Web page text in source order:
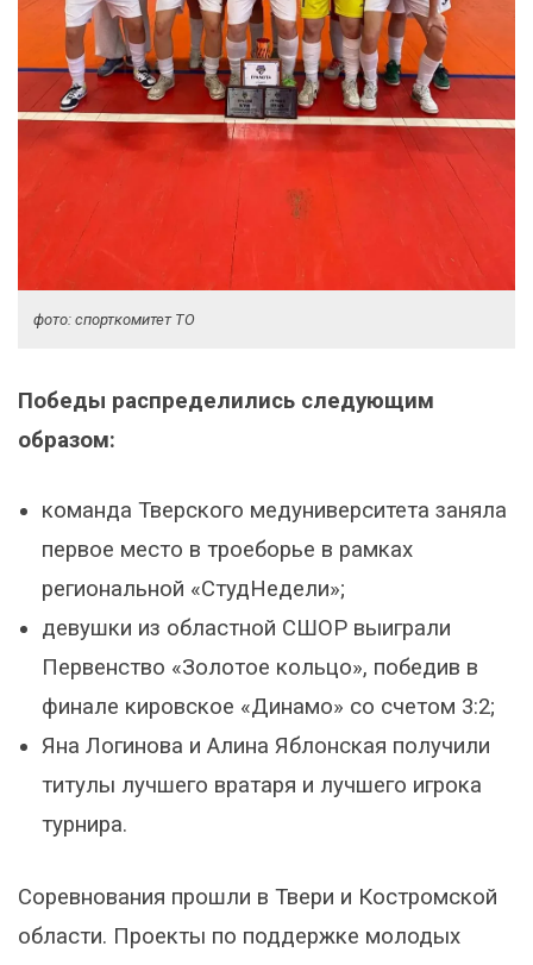
фото: спорткомитет ТО
Победы распределились следующим
образом:
команда Тверского медуниверситета заняла
первое место в троеборье в рамках
региональной «СтудНедели»;
девушки из областной СШОР выиграли
Первенство «Золотое кольцо», победив в
финале кировское «Динамо» со счетом 3:2;
Яна Логинова и Алина Яблонская получили
титулы лучшего вратаря и лучшего игрока
турнира.
Соревнования прошли в Твери и Костромской
области. Проекты по поддержке молодых